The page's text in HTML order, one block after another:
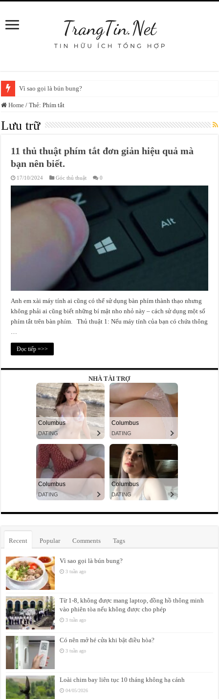
Vì sao gọi là bún bung?
Home / Thẻ:Phím tắt
Lưu trữ
11 thủ thuật phím tắt đơn giản hiệu quả mà
bạn nên biết.
17/10/2024 Góc thủ thuật 0
Anh em xài máy tính ai cũng có thể sử dụng bàn phím thành thạo nhưng
không phải ai cũng biết những bí mật nho nhỏ này – cách sử dụng một số
phím tắt trên bàn phím. Thủ thuật 1: Nếu máy tính của bạn có chứa thông
Đọc tiếp =>>
NHÀ TÀI TRỢ
Recent Popular Comments Tags
Vì sao gọi là bún bung?
3 tuần ago
Từ 1-8, không được mang laptop, đồng hồ thông minh
vào phiên tòa nếu không được cho phép
3 tuần ago
Có nên mở hé cửa khi bật điều hòa?
3 tuần ago
Loài chim bay liên tục 10 tháng không hạ cánh
04/05/2026